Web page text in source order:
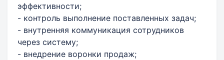
эффективности;
- контроль выполнение поставленных задач;
- внутренняя коммуникация сотрудников
через систему;
- внедрение воронки продаж;